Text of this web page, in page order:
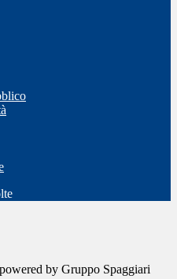
by Gruppo Spaggiari